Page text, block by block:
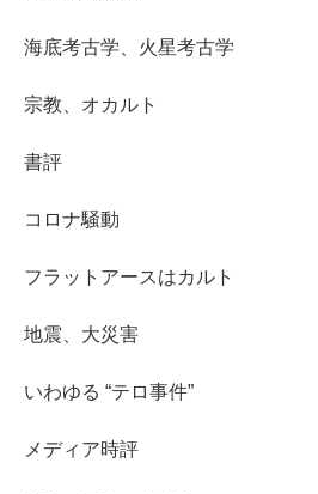
海底考古学、火星考古学
宗教、オカルト
書評
コロナ騒動
フラットアースはカルト
地震、大災害
いわゆる “テロ事件”
メディア時評